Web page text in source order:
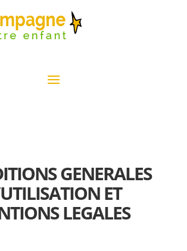
GENERALES
ET
LEGALES